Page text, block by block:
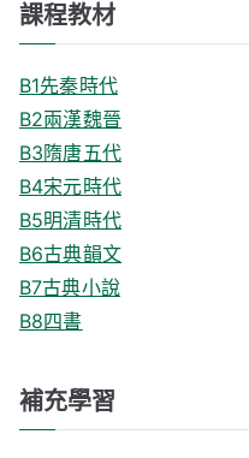
課程教材
B1先秦時代
B2兩漢魏晉
B3隋唐五代
B4宋元時代
B5明清時代
B6古典韻文
B7古典小說
B8四書
補充學習